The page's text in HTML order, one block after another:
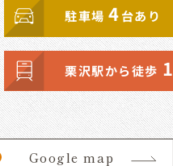
駐車場4台あり
栗沢駅から徒歩 1
Google map